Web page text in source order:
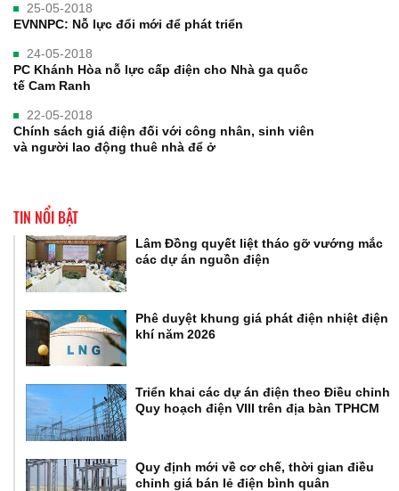
25-05-2018
EVNNPC: Nỗ lực đổi mới để phát triển
24-05-2018
PC Khánh Hòa nỗ lực cấp điện cho Nhà ga quốc
tế Cam Ranh
22-05-2018
Chính sách giá điện đối với công nhân, sinh viên
và người lao động thuê nhà để ở
TIN NỔI BẬT
Lâm Đồng quyết liệt tháo gỡ vướng mắc
các dự án nguồn điện
Phê duyệt khung giá phát điện nhiệt điện
khí năm 2026
Triển khai các dự án điện theo Điều chỉnh
Quy hoạch điện VIII trên địa bàn TPHCM
Quy định mới về cơ chế, thời gian điều
chỉnh giá bán lẻ điện bình quân